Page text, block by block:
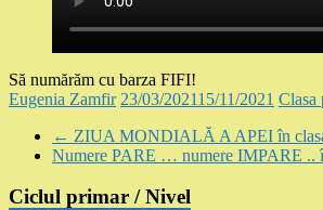
Să numărăm cu barza FIFI!
Eugenia Zamfir 23/03/202115/11/2021 Clasa
← ZIUA MONDIALĂ A APEI în
Numere PARE … numere IMPARE ..
Ciclul primar / Nivel